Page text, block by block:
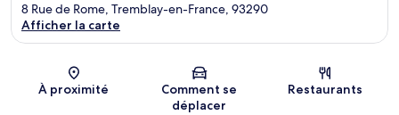
Carte
8 Rue de Rome, Tremblay-en-France, 93290
Afficher la carte
À proximité
Comment se
déplacer
Restaurants